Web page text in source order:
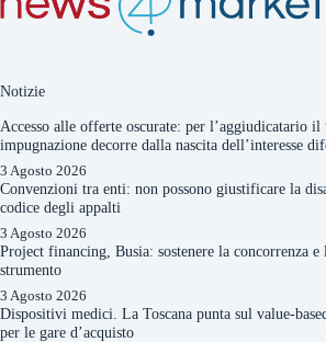
Notizie
Accesso alle offerte oscurate: per l’aggiudicatario il
impugnazione decorre dalla nascita dell’interesse
3 Agosto 2026
Convenzioni tra enti: non possono giustificare la
codice degli appalti
3 Agosto 2026
Project financing, Busia: sostenere la concorrenza
strumento
3 Agosto 2026
Dispositivi medici. La Toscana punta sul value-
per le gare d’acquisto